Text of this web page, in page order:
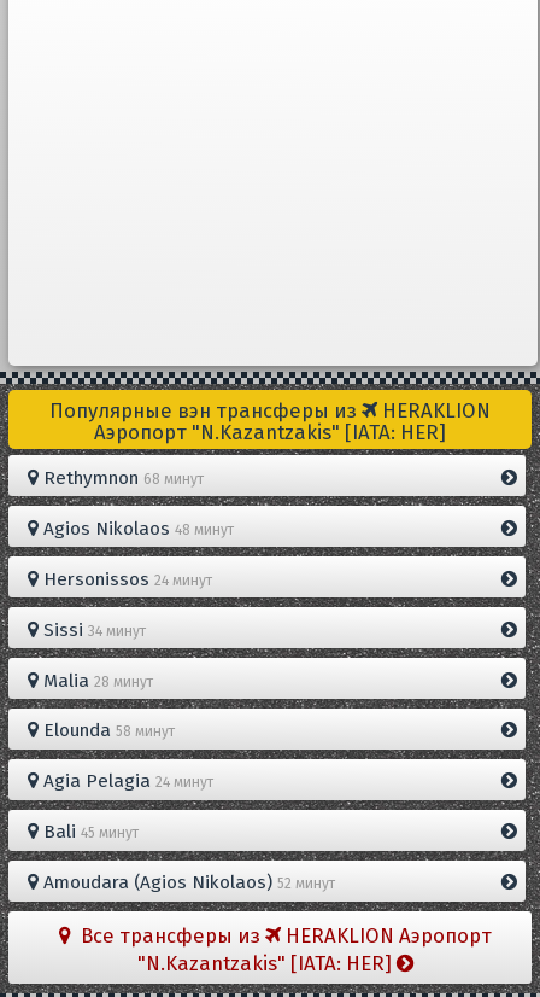
Популярные вэн трансферы из
HERAKLION
Aэропорт "N.Kazantzakis" [IATA: HER]
Rethymnon 68 минут
Agios Nikolaos 48 минут
Hersonissos 24 минут
Sissi 34 минут
Malia 28 минут
Elounda 58 минут
Agia Pelagia 24 минут
Bali 45 минут
Amoudara (Agios Nikolaos) 52 минут
Все трансферы из
HERAKLION Aэропорт
"N.Kazantzakis" [IATA: HER]